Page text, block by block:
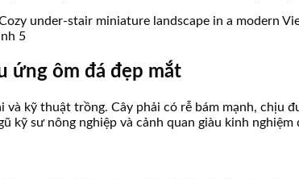
5
ứng ôm đá đẹp mắt
kỹ thuật trồng. Cây phải có rễ bám mạnh, chịu
kỹ sư nông nghiệp và cảnh quan giàu kinh